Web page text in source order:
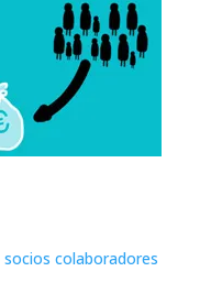
colaboradores